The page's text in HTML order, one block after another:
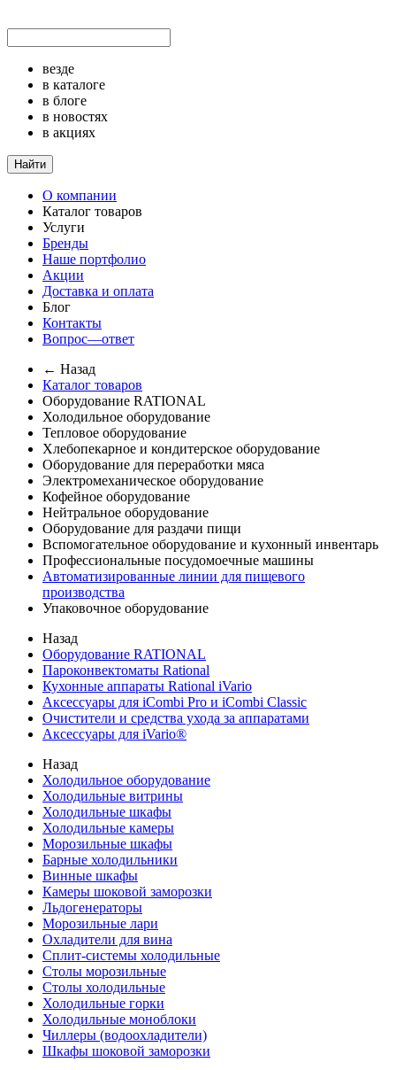
везде
в каталоге
в блоге
в новостях
в акциях
Найти
О компании
Каталог товаров
Услуги
Бренды
Наше портфолио
Акции
Доставка и оплата
Блог
Контакты
Вопрос—ответ
← Назад
Каталог товаров
Оборудование RATIONAL
Холодильное оборудование
Тепловое оборудование
Хлебопекарное и кондитерское оборудование
Оборудование для переработки мяса
Электромеханическое оборудование
Кофейное оборудование
Нейтральное оборудование
Оборудование для раздачи пищи
Вспомогательное оборудование и кухонный инвентарь
Профессиональные посудомоечные машины
Автоматизированные линии для пищевого
производства
Упаковочное оборудование
Назад
Оборудование RATIONAL
Пароконвектоматы Rational
Кухонные аппараты Rational iVario
Аксессуары для iCombi Pro и iCombi Classic
Очистители и средства ухода за аппаратами
Аксессуары для iVario®
Назад
Холодильное оборудование
Холодильные витрины
Холодильные шкафы
Холодильные камеры
Морозильные шкафы
Барные холодильники
Винные шкафы
Камеры шоковой заморозки
Льдогенераторы
Морозильные лари
Охладители для вина
Сплит-системы холодильные
Столы морозильные
Столы холодильные
Холодильные горки
Холодильные моноблоки
Чиллеры (водоохладители)
Шкафы шоковой заморозки